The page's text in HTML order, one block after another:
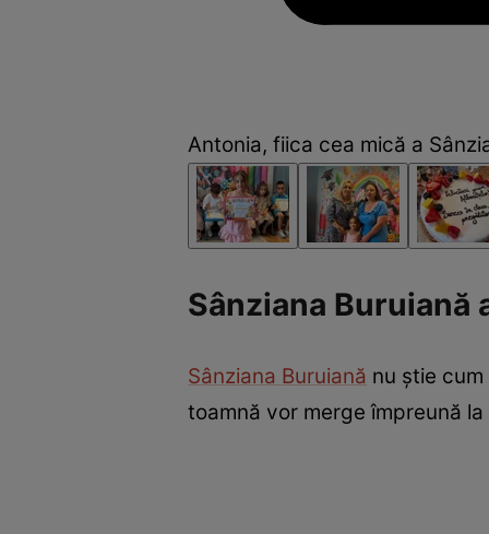
Antonia, fiica cea mică a
Sânziana
Sânziana Buruiană nu știe
toamnă vor merge împreună